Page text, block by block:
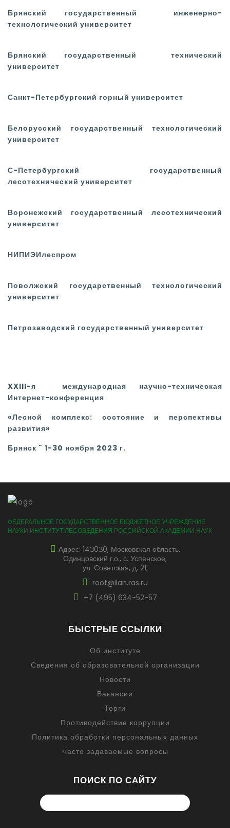
Брянский государственный инженерно-
технологический университет
Брянский государственный технический
университет
Санкт-Петербургский горный университет
Белорусский государственный технологический
университет
С-Петербургский государственный
лесотехнический университет
Воронежский государственный лесотехнический
университет
НИПИЭИлеспром
Поволжский государственный технологический
университет
Петрозаводский государственный университет
XXIII-я международная научно-техническая
Интернет-конференция
«Лесной комплекс: состояние и перспективы
развития»
Брянск ¨ 1-30 ноября 2023 г.
ФЕДЕРАЛЬНОЕ ГОСУДАРСТВЕННОЕ БЮДЖЕТНОЕ УЧРЕЖДЕНИЕ
НАУКИ ИНСТИТУТ ЛЕСОВЕДЕНИЯ РОССИЙСКОЙ АКАДЕМИИ НАУК
Адрес: 14З0З0, Московская область,
Одинцовский г.о., с. Успенское,
ул. Советская, д. 21;
root@ilan.ras.ru
+7 (495) 634-52-57
БЫСТРЫЕ ССЫЛКИ
Об институте
Сведения об образовательной организации
Новости
Вакансии
Торги
Противодействие коррупции
Политика обработки персональных данных
Часто задаваемые вопросы
ПОИСК ПО САЙТУ